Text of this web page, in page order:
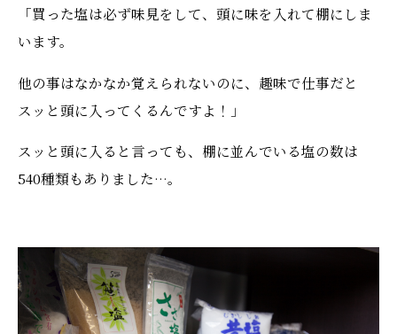
「買った塩は必ず味見をして、頭に味を入れて棚にしま
います。
他の事はなかなか覚えられないのに、趣味で仕事だと
スッと頭に入ってくるんですよ！」
スッと頭に入ると言っても、棚に並んでいる塩の数は
540種類もありました…。